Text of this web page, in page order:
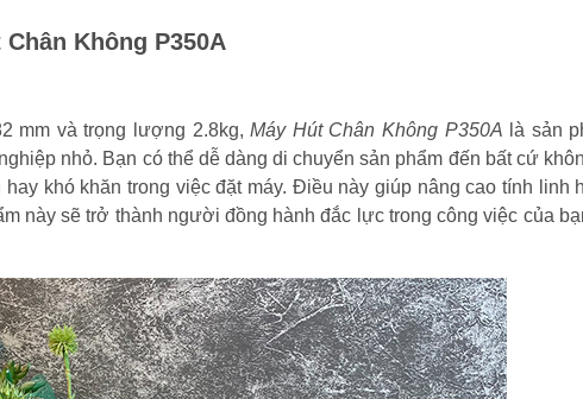
Không P350A
mm và trọng lượng 2.8kg,Máy Hút Chân Không P350A là sản
nhỏ. Bạn có thể dễ dàng di chuyển sản phẩm đến bất cứ
khó khăn trong việc đặt máy. Điều này giúp nâng cao tính linh
này sẽ trở thành người đồng hành đắc lực trong công việc của